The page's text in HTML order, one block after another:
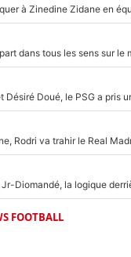
FOOTBALL